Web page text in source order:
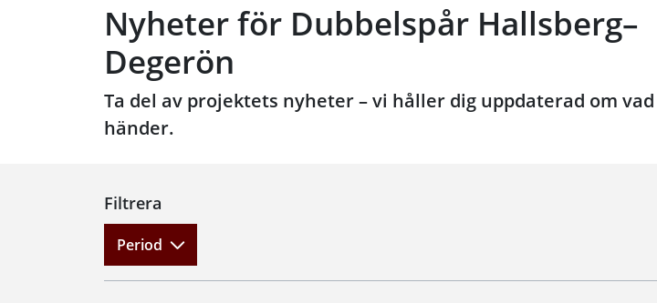
Nyheter för Dubbelspår Hallsberg–
Degerön
Ta del av projektets nyheter – vi håller dig uppdaterad om
händer.
Filtrera
Period